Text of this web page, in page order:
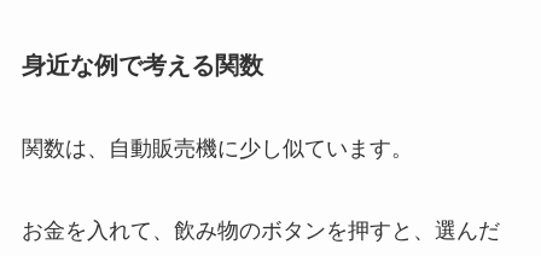
身近な例で考える関数
関数は、自動販売機に少し似ています。
お金を入れて、飲み物のボタンを押すと、選んだ